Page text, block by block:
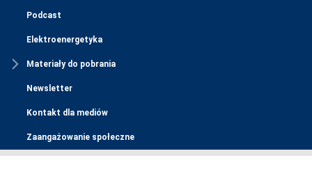
Podcast
Elektroenergetyka
Materiały do pobrania
Newsletter
Kontakt dla mediów
Zaangażowanie społeczne